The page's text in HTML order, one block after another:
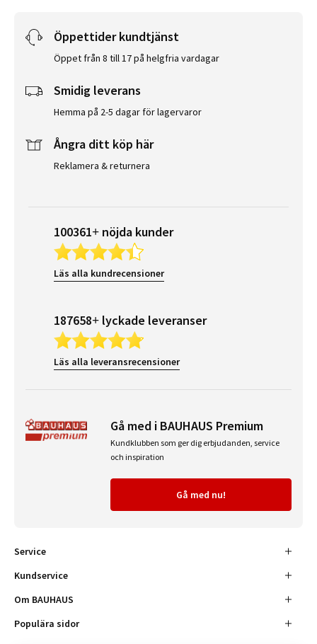
Öppettider kundtjänst
Öppet från 8 till 17 på helgfria vardagar
Smidig leverans
Hemma på 2-5 dagar för lagervaror
Ångra ditt köp här
Reklamera & returnera
100361+ nöjda kunder
Läs alla kundrecensioner
187658+ lyckade leveranser
Läs alla leveransrecensioner
Gå med i BAUHAUS Premium
Kundklubben som ger dig erbjudanden, service
och inspiration
Gå med nu!
Service
Kundservice
Om BAUHAUS
Populära sidor